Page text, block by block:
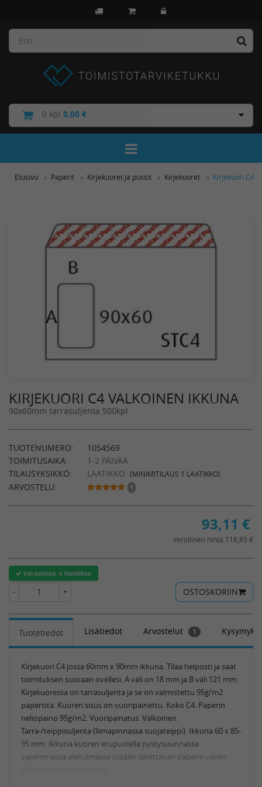
0 kpl 0,00 €
Toggle Navigation
Etusivu Paperit Kirjekuoret ja pussit Kirjekuoret Kirjekuori C4
KIRJEKUORI C4 VALKOINEN IKKUNA
90x60mm tarrasuljenta 500kpl
TUOTENUMERO:
1054569
TOIMITUSAIKA:
1-2 PÄIVÄÄ
TILAUSYKSIKKÖ:
LAATIKKO (MINIMITILAUS 1 LAATIKKO)
ARVOSTELU: 1
93,11 €
verollinen hinta 116,85 €
Varastossa: 6 laatikkoa
- + OSTOSKORIIN
Tuotetiedot Lisätiedot Arvostelut 1
Kirjekuori C4 jossa 60mm x 90mm ikkuna. Tilaa helposti ja saat
toimituksen suoraan ovellesi. A väli on 18 mm ja B väli 121 mm.
Kirjekuoressa on tarrasuljenta ja se on valmistettu 95g/m2
paperista. Kuoren sisus on vuoripainettu. Koko C4. Paperin
neliöpaino 95g/m2. Vuoripainatus. Valkoinen.
Tarra-/teippisuljenta (liimapinnassa suojateippi). Ikkuna 60 x 85-
95 mm. Ikkuna kuoren etupuolella pystysuunnassa
vasemmassa alakulmassa (sisään laitettavan paperin vasen